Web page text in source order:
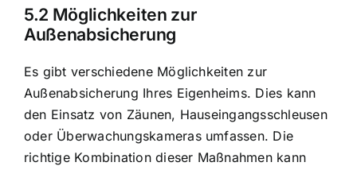
5.2 Möglichkeiten zur
Außenabsicherung
Es gibt verschiedene Möglichkeiten zur
Außenabsicherung Ihres Eigenheims. Dies kann
den Einsatz von Zäunen, Hauseingangsschleusen
oder Überwachungskameras umfassen. Die
richtige Kombination dieser Maßnahmen kann